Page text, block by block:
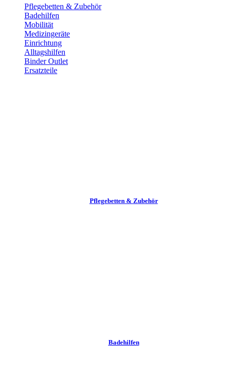
Pflege­betten & Zubehör
Badehilfen
Mobilität
Medizingeräte
Einrichtung
Alltags­hilfen
Binder Outlet
Ersatzteile
Pflege­betten & Zubehör
Badehilfen